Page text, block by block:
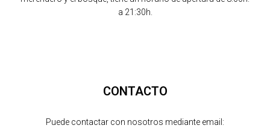
a 21:30h.
CONTACTO
Puede contactar con nosotros mediante email: